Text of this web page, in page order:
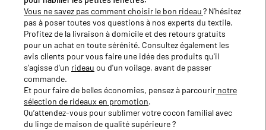
Vous ne savez pas comment choisir le bon rideau? N’hésitez
pas à poser toutes vos questions à nos experts du textile.
Profitez de la livraison à domicile et des retours gratuits
pour un achat en toute sérénité. Consultez également les
avis clients pour vous faire une idée des produits qu'il
s'agisse d'un rideau ou d'un voilage, avant de passer
commande.
Et pour faire de belles économies, pensez à parcourir notre
sélection de rideaux en promotion.
Qu’attendez-vous pour sublimer votre cocon familial avec
du linge de maison de qualité supérieure ?